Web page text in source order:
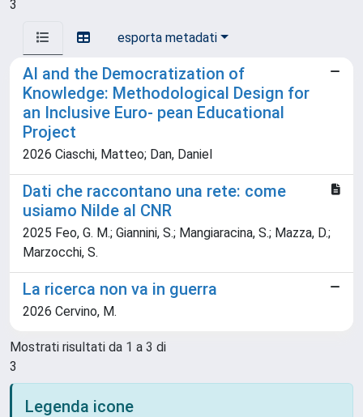
3
esporta metadati
AI and the Democratization of
Knowledge: Methodological Design for
an Inclusive Euro- pean Educational
Project
2026 Ciaschi, Matteo; Dan, Daniel
Dati che raccontano una rete: come
usiamo Nilde al CNR
2025 Feo, G. M.; Giannini, S.; Mangiaracina, S.; Mazza, D.;
Marzocchi, S.
La ricerca non va in guerra
2026 Cervino, M.
Mostrati risultati da 1 a 3 di
3
Legenda icone